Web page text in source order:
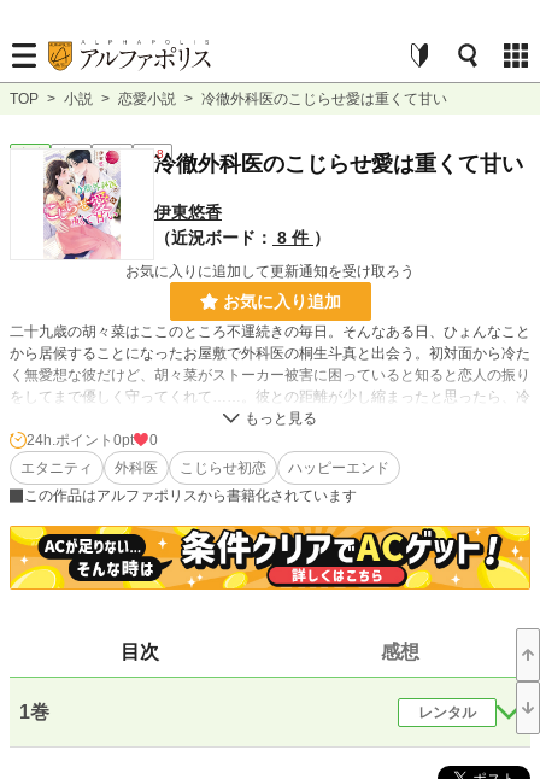
TOP > 小説 > 恋愛小説 > 冷徹外科医のこじらせ愛は重くて甘い
完結 長編 R18冷徹外科医のこじらせ愛は重くて甘い
伊東悠香
（近況ボード： 8 件 ）
お気に入りに追加して更新通知を受け取ろう
お気に入り追加
二十九歳の胡々菜はここのところ不運続きの毎日。そんなある日、ひょんなこと
から居候することになったお屋敷で外科医の桐生斗真と出会う。初対面から冷た
く無愛想な彼だけど、胡々菜がストーカー被害に困っていると知ると恋人の振り
をしてまで優しく守ってくれて……。彼との距離が少し縮まったと思ったら、冷
たく突き放されたり、かと思えば優しく触れてきたりと翻弄される胡々菜。真意
を確かめようとしたら、彼が重すぎる愛情をぶつけてきて一夜を共にしてしま
う。恋愛初心者の胡々菜はすっかり蕩かされ彼の溺愛から抜け出せなくなり―
―!? こじらせ外科医と不運なOLのドラマチックラブ！
小説 228,781 位 / 228,781 件
恋愛 66,370 位 / 66,370 件
文字数(レンタル含む)
更新日時 2024.06.12 14:09
24h.ポイント 0pt
0
エタニティ
外科医 こじらせ初恋
ハッピーエンド
この作品はアルファポリスから書籍化されています
目次 感想
1巻 レンタル